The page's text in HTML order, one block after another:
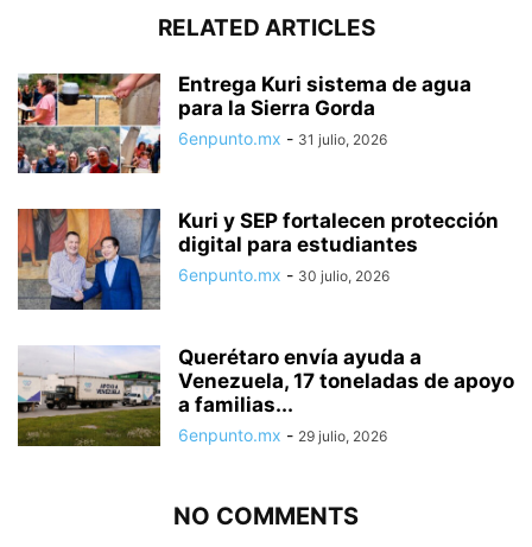
RELATED ARTICLES
Entrega Kuri sistema de agua
para la Sierra Gorda
6enpunto.mx - 31 julio, 2026
Kuri y SEP fortalecen protección
digital para estudiantes
6enpunto.mx - 30 julio, 2026
Querétaro envía ayuda a
Venezuela, 17 toneladas de apoyo
a familias...
6enpunto.mx - 29 julio, 2026
NO COMMENTS